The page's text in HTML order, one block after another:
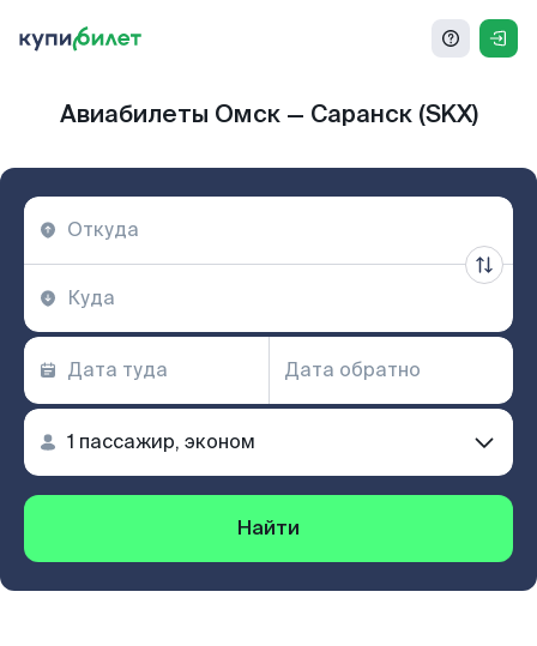
Авиабилеты Омск — Саранск (SKX)
Найти